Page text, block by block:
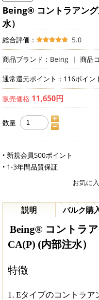
Being® コントラアン
水）
総合評価： 5.0
商品ブランド： Being | 商品
通常還元ポイント：116ポイン
販売価格 11,650円
数量
• 新規会員500ポイント
• 1-3年間品質保証
お気に
説明 バルク購
Being® コントラ
CA(P) (内部注水）
特徴
1. Eタイプのコントラア